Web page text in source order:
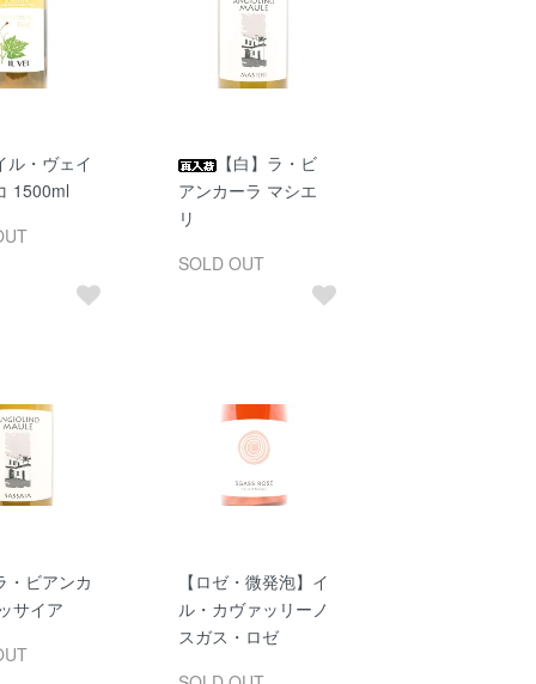
ル・ヴェイ
1500ml
【白】ラ・ビ
アンカーラ マシエ
リ
SOLD OUT
・ビアンカ
サイア
【ロゼ・微発泡】イ
ル・カヴァッリーノ
スガス・ロゼ